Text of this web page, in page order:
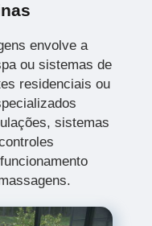
envolve a
ou sistemas de
residenciais ou
sistemas